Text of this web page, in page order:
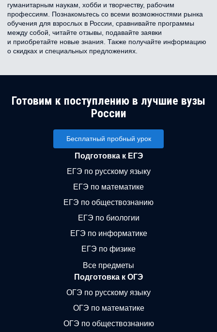
гуманитарным наукам, хобби и творчеству, рабочим
профессиям. Познакомьтесь со всеми возможностями рынка
обучения для взрослых в России, сравнивайте программы
между собой, читайте отзывы, подавайте заявки
и приобретайте новые знания. Также получайте информацию
о скидках и специальных предложениях.
Готовим к поступлению в лучшие вузы
России
Бесплатный пробный урок
Подготовка к ЕГЭ
ЕГЭ по русскому языку
ЕГЭ по математике
ЕГЭ по обществознанию
ЕГЭ по биологии
ЕГЭ по информатике
ЕГЭ по физике
Все предметы
Подготовка к ОГЭ
ОГЭ по русскому языку
ОГЭ по математике
ОГЭ по обществознанию